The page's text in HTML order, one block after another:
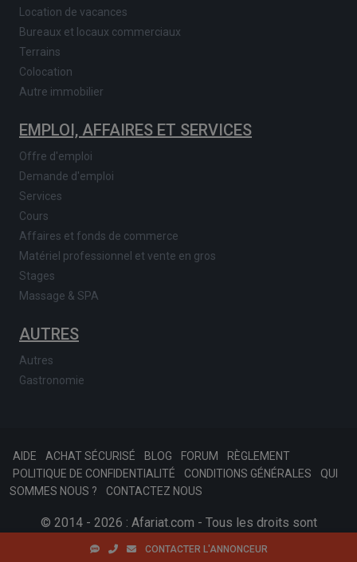
CONTACTER L'ANNONCEUR
Location de vacances
Bureaux et locaux commerciaux
Terrains
Colocation
Autre immobilier
EMPLOI, AFFAIRES ET SERVICES
Offre d'emploi
Demande d'emploi
Services
Cours
Affaires et fonds de commerce
Matériel professionnel et vente en gros
Stages
Massage & SPA
AUTRES
Autres
Gastronomie
AIDE ACHAT SÉCURISÉ BLOG FORUM
RÈGLEMENT
POLITIQUE DE CONFIDENTIALITÉ
CONDITIONS GÉNÉRALES
QUI
SOMMES NOUS ?
CONTACTEZ NOUS
© 2014 - 2026 : Afariat.com - Tous les droits sont
réservés.SKONSOFTTinast.fr